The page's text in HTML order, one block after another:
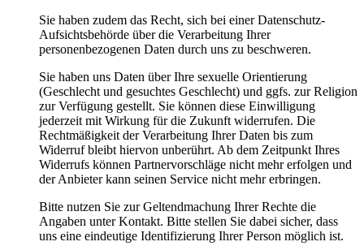
Sie haben zudem das Recht, sich bei einer Datenschutz-
Aufsichtsbehörde über die Verarbeitung Ihrer
personenbezogenen Daten durch uns zu beschweren.
Sie haben uns Daten über Ihre sexuelle Orientierung
(Geschlecht und gesuchtes Geschlecht) und ggfs. zur Religion
zur Verfügung gestellt. Sie können diese Einwilligung
jederzeit mit Wirkung für die Zukunft widerrufen. Die
Rechtmäßigkeit der Verarbeitung Ihrer Daten bis zum
Widerruf bleibt hiervon unberührt. Ab dem Zeitpunkt Ihres
Widerrufs können Partnervorschläge nicht mehr erfolgen und
der Anbieter kann seinen Service nicht mehr erbringen.
Bitte nutzen Sie zur Geltendmachung Ihrer Rechte die
Angaben unter Kontakt. Bitte stellen Sie dabei sicher, dass
uns eine eindeutige Identifizierung Ihrer Person möglich ist.